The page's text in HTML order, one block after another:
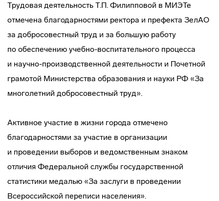
Трудовая деятельность Т.П. Филипповой в МИЭТе
отмечена благодарностями ректора и префекта ЗелАО
за добросовестный труд и за большую работу
по обеспечению учебно-воспитательного процесса
и научно-производственной деятельности и Почетной
грамотой Министерства образования и науки РФ «За
многолетний добросовестный труд».
Активное участие в жизни города отмечено
благодарностями за участие в организации
и проведении выборов и ведомственным знаком
отличия Федеральной службы государственной
статистики медалью «За заслуги в проведении
Всероссийской переписи населения».